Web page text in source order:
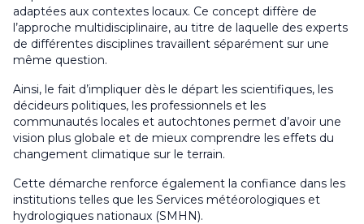
adaptées aux contextes locaux. Ce concept diffère de
l’approche multidisciplinaire, au titre de laquelle des experts
de différentes disciplines travaillent séparément sur une
même question.
Ainsi, le fait d’impliquer dès le départ les scientifiques, les
décideurs politiques, les professionnels et les
communautés locales et autochtones permet d’avoir une
vision plus globale et de mieux comprendre les effets du
changement climatique sur le terrain.
Cette démarche renforce également la confiance dans les
institutions telles que les Services météorologiques et
hydrologiques nationaux (SMHN).